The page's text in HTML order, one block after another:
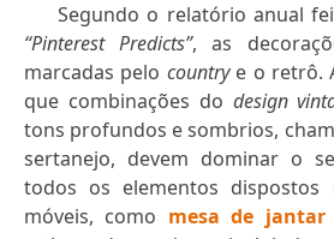
Segundo o relatório anual
“Pinterest Predicts”, as
marcadas pelo countrye o retrô.
que combinações do design
tons profundos e sombrios,
sertanejo, devem dominar o
todos os elementos dispostos
móveis, como mesa de jantar